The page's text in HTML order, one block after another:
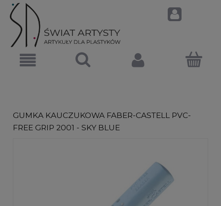
GUMKA KAUCZUKOWA FABER-CASTELL PVC-
FREE GRIP 2001 - SKY BLUE